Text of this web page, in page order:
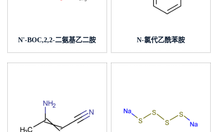
N'-BOC,2,2-二氨基乙二胺 N-氯代乙酰苯胺